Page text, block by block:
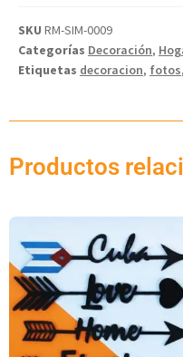
SKU RM-SIM-0009
Categorías Decoración,
Etiquetas decoracion, fotos,
Productos